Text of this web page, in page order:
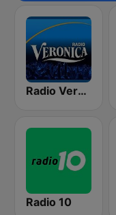
Radio Veronica
Radio 10